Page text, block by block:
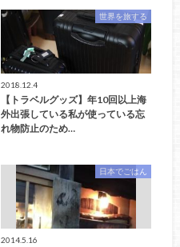
世界を旅する
2018.12.4
【トラベルグッズ】年10回以上海
外出張している私が使っている忘
れ物防止のため…
日本でごはん
2014.5.16